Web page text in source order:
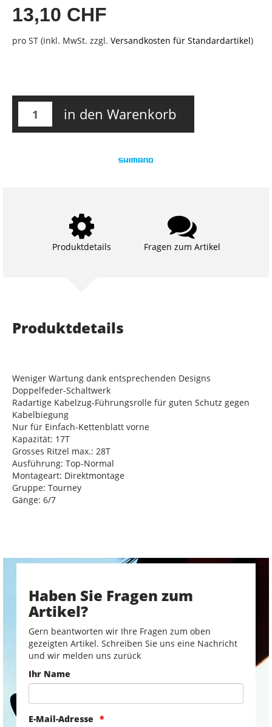
13,10 CHF
pro ST (inkl. MwSt. zzgl. Versandkosten für Standardartikel)
in den Warenkorb
Produktdetails Fragen zum Artikel
Produktdetails
Weniger Wartung dank entsprechenden Designs
Doppelfeder-Schaltwerk
Radartige Kabelzug-Führungsrolle für guten Schutz gegen
Kabelbiegung
Nur für Einfach-Kettenblatt vorne
Kapazität: 17T
Grosses Ritzel max.: 28T
Ausführung: Top-Normal
Montageart: Direktmontage
Gruppe: Tourney
Gänge: 6/7
Haben Sie Fragen zum
Artikel?
Gern beantworten wir Ihre Fragen zum oben
gezeigten Artikel. Schreiben Sie uns eine Nachricht
und wir melden uns zurück
Ihr Name
E-Mail-Adresse